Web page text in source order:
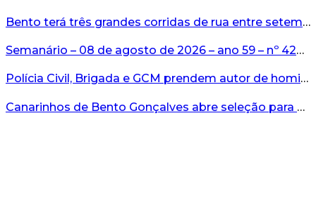
Bento terá três grandes corridas de rua entre setembro e novembro...
Semanário – 08 de agosto de 2026 – ano 59 – nº 4265...
Polícia Civil, Brigada e GCM prendem autor de homicídio em Bento Gonçalves...
Canarinhos de Bento Gonçalves abre seleção para novos integrantes...